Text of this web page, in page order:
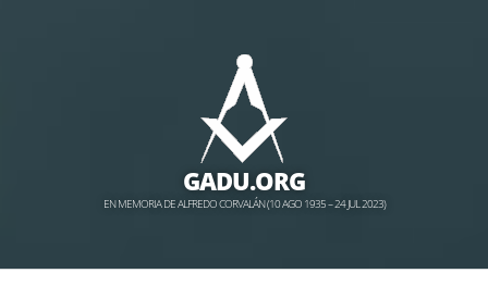
GADU.ORG
EN MEMORIA DE ALFREDO CORVALÁN (10 AGO 1935 – 24 JUL 2023)